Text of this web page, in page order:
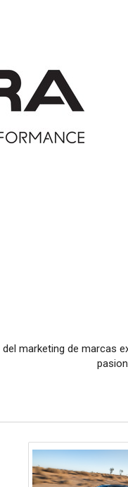
del marketing de marcas